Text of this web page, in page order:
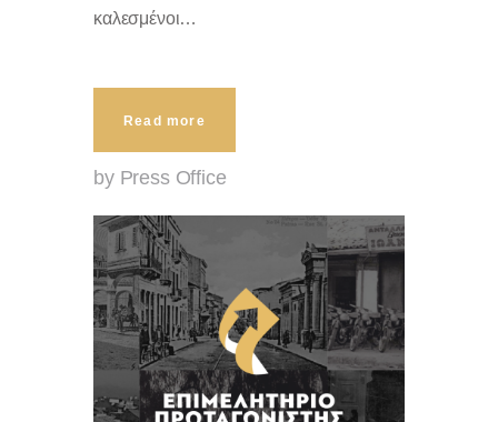
καλεσμένοι…
Read more
by Press Office